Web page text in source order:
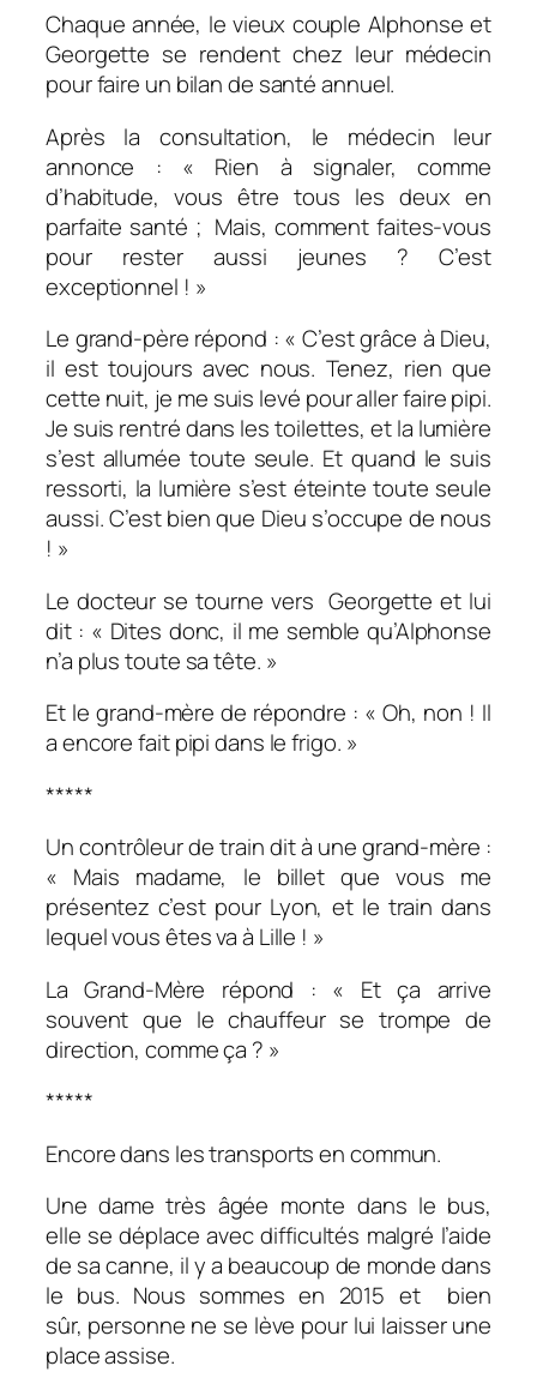
Chaque année, le vieux couple Alphonse et
Georgette se rendent chez leur médecin
pour faire un bilan de santé annuel.
Après la consultation, le médecin leur
annonce : « Rien à signaler, comme
d’habitude, vous être tous les deux en
parfaite santé ; Mais, comment faites-vous
pour rester aussi jeunes ? C’est
exceptionnel ! »
Le grand-père répond : « C’est grâce à Dieu,
il est toujours avec nous. Tenez, rien que
cette nuit, je me suis levé pour aller faire pipi.
Je suis rentré dans les toilettes, et la lumière
s’est allumée toute seule. Et quand le suis
ressorti, la lumière s’est éteinte toute seule
aussi. C’est bien que Dieu s’occupe de nous
! »
Le docteur se tourne vers Georgette et lui
dit : « Dites donc, il me semble qu’Alphonse
n’a plus toute sa tête. »
Et le grand-mère de répondre : « Oh, non ! Il
a encore fait pipi dans le frigo. »
*****
Un contrôleur de train dit à une grand-mère :
« Mais madame, le billet que vous me
présentez c’est pour Lyon, et le train dans
lequel vous êtes va à Lille ! »
La Grand-Mère répond : « Et ça arrive
souvent que le chauffeur se trompe de
direction, comme ça ? »
*****
Encore dans les transports en commun.
Une dame très âgée monte dans le bus,
elle se déplace avec difficultés malgré l’aide
de sa canne, il y a beaucoup de monde dans
le bus. Nous sommes en 2015 et bien
sûr, personne ne se lève pour lui laisser une
place assise.